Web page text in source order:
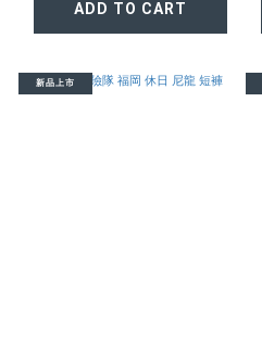
ADD TO CART
新品上市